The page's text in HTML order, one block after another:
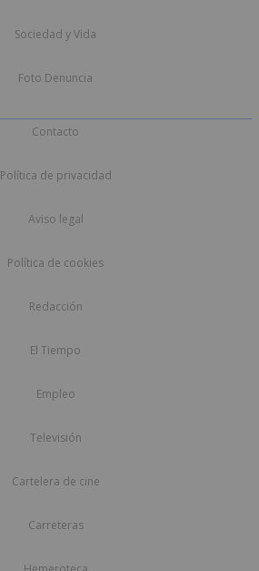
Sociedad y Vida
Foto Denuncia
Contacto
Política de privacidad
Aviso legal
Política de cookies
Redacción
El Tiempo
Empleo
Televisión
Cartelera de cine
Carreteras